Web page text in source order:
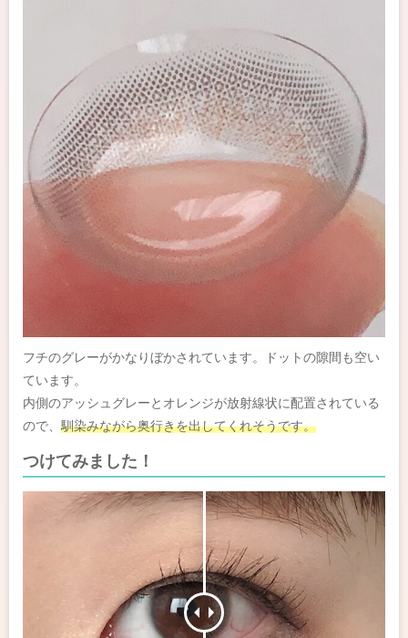
フチのグレーがかなりぼかされています。ドットの隙間も空い
ています。
内側のアッシュグレーとオレンジが放射線状に配置されている
ので、馴染みながら奥行きを出してくれそうです。
つけてみました！